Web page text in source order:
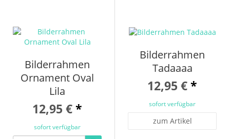
Bilderrahmen
Ornament Oval
Lila
12,95 €*
sofort verfügbar
Bilderrahmen
Tadaaaa
12,95 €*
sofort verfügbar
zum Artikel